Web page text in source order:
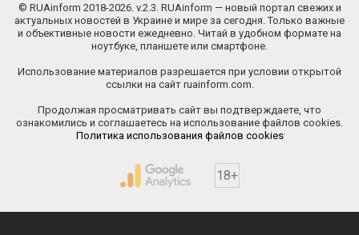
© RUAinform 2018-2026. v.2.3. RUAinform — новый портал свежих и
актуальных новостей в Украине и мире за сегодня. Только важные
и объективные новости ежедневно. Читай в удобном формате на
ноутбуке, планшете или смартфоне.
Использование материалов разрешается при условии открытой
ссылки на сайт ruainform.com.
Продолжая просматривать сайт вы подтверждаете, что
ознакомились и соглашаетесь на использование файлов cookies.
Политика использования файлов cookies
18+